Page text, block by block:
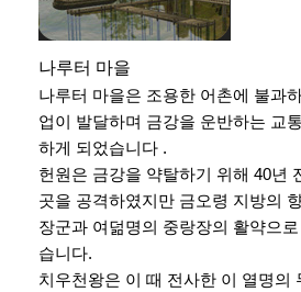
나루터 마을
나루터 마을은 조용한 어촌에 불과
업이 발달하며 금강을 운반하는 교
하게 되었습니다 .
헌원은 금강을 약탈하기 위해 40년
곳을 공격하였지만 금오령 지방의
장군과 여덞명의 중랑장의 활약으
습니다.
치우천왕은 이 때 전사한 이 열명의